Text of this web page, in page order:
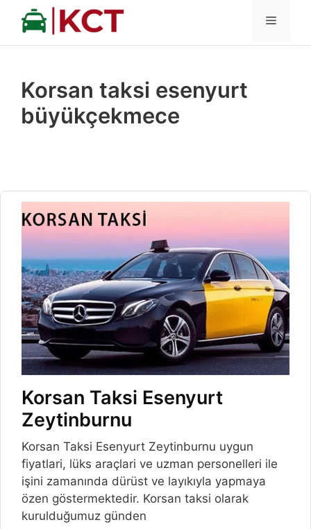
İçeriğe
MENÜ
Korsan taksi esenyurt
büyükçekmece
Korsan Taksi Esenyurt
Zeytinburnu
Korsan Taksi Esenyurt Zeytinburnu uygun
fiyatlari, lüks araçlari ve uzman personelleri ile
işini zamanında dürüst ve layıkıyla yapmaya
özen göstermektedir. Korsan taksi olarak
kurulduğumuz günden